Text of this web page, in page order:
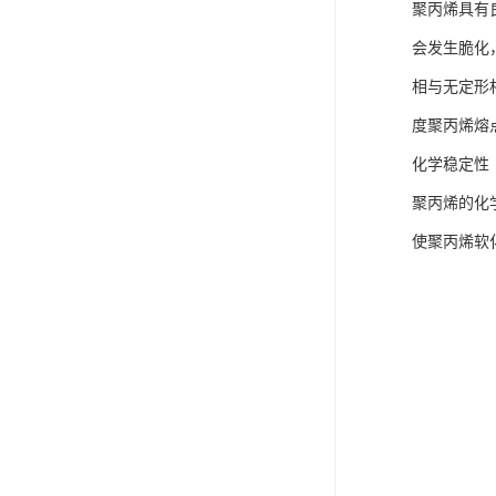
聚丙烯具有
会发生脆化
相与无定形
度聚丙烯
化学稳定性
聚丙烯的化
使聚丙烯软